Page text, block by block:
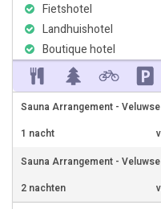
Fietshotel
Landhuishotel
Boutique hotel
Sauna Arrangement -
1 nacht
Sauna Arrangement -
2 nachten